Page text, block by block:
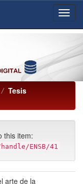
Tesis
this item:
ENSB/41
arte de la